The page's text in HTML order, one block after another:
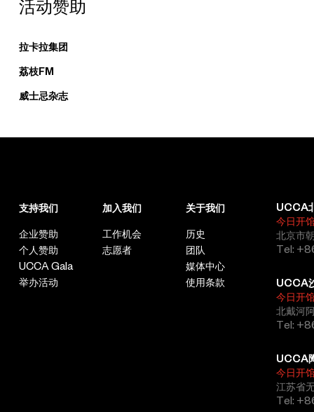
活动赞助
拉卡拉集团
荔枝FM
威士忌杂志
支持我们
企业赞助
个人赞助
UCCA Gala
举办活动
加入我们
工作机会
志愿者
关于我们
历史
团队
媒体中心
使用条款
UCCA
今日开
北京市
Tel:
UCCA
今日开
北戴河
Tel:
UCCA
今日开
江苏省
Tel: